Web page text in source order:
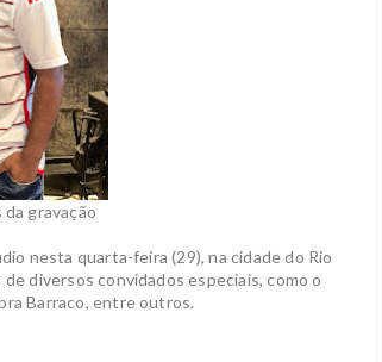
gravação
nesta quarta-feira (29), na cidade do Rio
diversos convidados especiais, como o
Barraco, entre outros.